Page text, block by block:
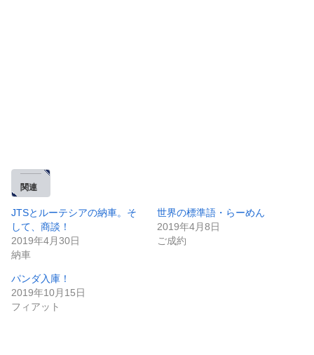
関連
JTSとルーテシアの納車。そ
して、商談！
2019年4月30日
納車
世界の標準語・らーめん
2019年4月8日
ご成約
パンダ入庫！
2019年10月15日
フィアット